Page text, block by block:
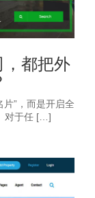
，都把外
”，而是开启全
对于任 […]